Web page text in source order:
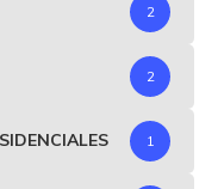
2
2
1